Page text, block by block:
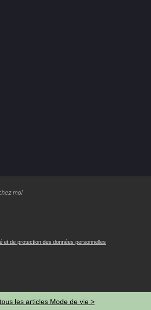
les articles Mode de vie >
moi
et de protection des données personnelles